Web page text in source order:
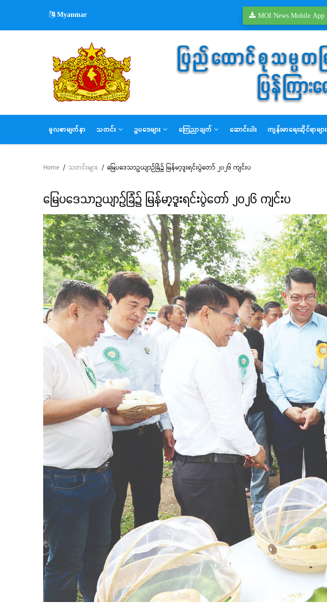
main
Myanmar MOI News Mobile App
MAIN
NAVIGATION
မူလစာမျက်နှာ သတင်း ဥပဒေများ ကြေညာချက် ဆောင်းပါး ကျန်းမာရေးဆိုင်ရာများ
Breadcrumb
Home / သတင်းများ / မြေပဒေသာဥယျာဉ်ခြံ၌ မြန်မာ့ဒူးရင်းပွဲတော် ၂၀၂၆ ကျင်းပ
မြေပဒေသာဥယျာဉ်ခြံ၌ မြန်မာ့ဒူးရင်းပွဲတော် ၂၀၂၆ ကျင်းပ